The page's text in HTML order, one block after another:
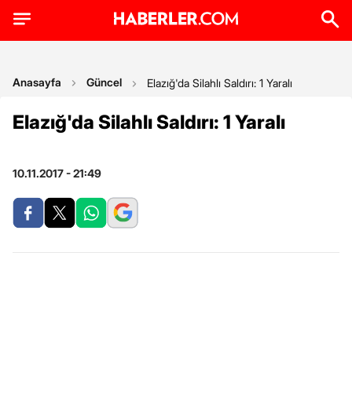
Anasayfa Güncel Elazığ'da Silahlı Saldırı: 1 Yaralı
Elazığ'da Silahlı Saldırı: 1 Yaralı
10.11.2017 - 21:49